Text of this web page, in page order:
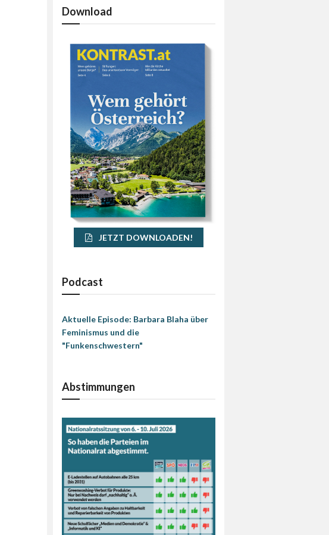
Download
JETZT DOWNLOADEN!
Podcast
Aktuelle Episode: Barbara Blaha über
Feminismus und die
"Funkenschwestern"
Abstimmungen